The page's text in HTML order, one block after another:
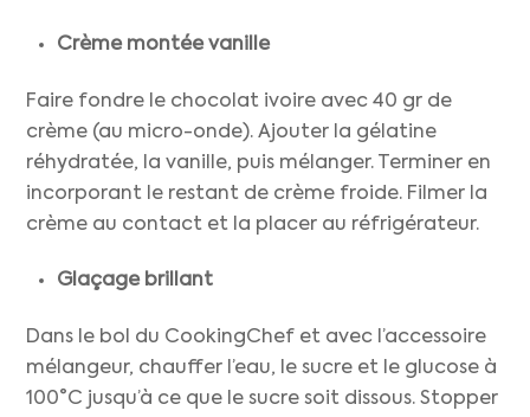
Crème montée vanille
Faire fondre le chocolat ivoire avec 40 gr de
crème (au micro-onde). Ajouter la gélatine
réhydratée, la vanille, puis mélanger. Terminer en
incorporant le restant de crème froide. Filmer la
crème au contact et la placer au réfrigérateur.
Glaçage brillant
Dans le bol du CookingChef et avec l’accessoire
mélangeur, chauffer l’eau, le sucre et le glucose à
100°C jusqu’à ce que le sucre soit dissous. Stopper